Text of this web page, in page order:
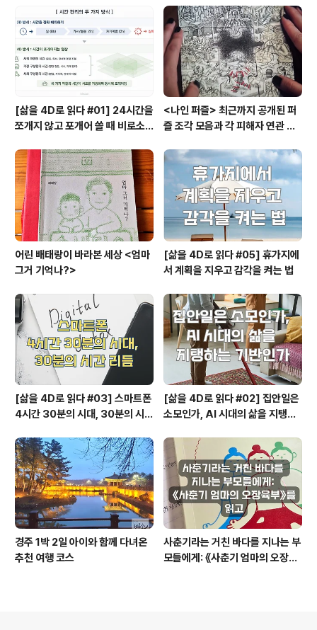
이지요. 그런 ..
[삶을 4D로 읽다 #01] 24시간을
쪼개지 않고 포개어 쓸 때 비로소
<나인 퍼즐> 최근까지 공개된 퍼
즐 조각 모음과 각 피해자 연관 관
어린 배태랑이 바라본 세상 <엄마
그거 기억나?>
[삶을 4D로 읽다 #05] 휴가지에
서 계획을 지우고 감각을 켜는 법
[삶을 4D로 읽다 #03] 스마트폰
4시간 30분의 시대, 30분의 시간
[삶을 4D로 읽다 #02] 집안일은
소모인가, AI 시대의 삶을 지탱하
경주 1박 2일 아이와 함께 다녀온
추천 여행 코스
사춘기라는 거친 바다를 지나는 부
모들에게: 《사춘기 엄마의 오장육